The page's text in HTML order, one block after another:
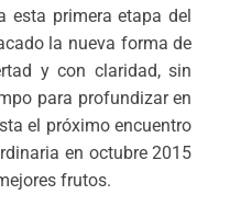
esta primera etapa del
la nueva forma de
y con claridad, sin
para profundizar en
el próximo encuentro
en octubre 2015
frutos.